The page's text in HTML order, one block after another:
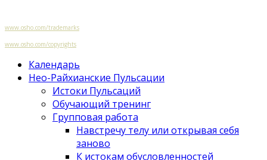
www.osho.com/trademarks
www.osho.com/copyrights
Календарь
Нео-Райхианские Пульсации
Истоки Пульсаций
Обучающий тренинг
Групповая работа
Навстречу телу или открывая себя
заново
К истокам обусловленностей